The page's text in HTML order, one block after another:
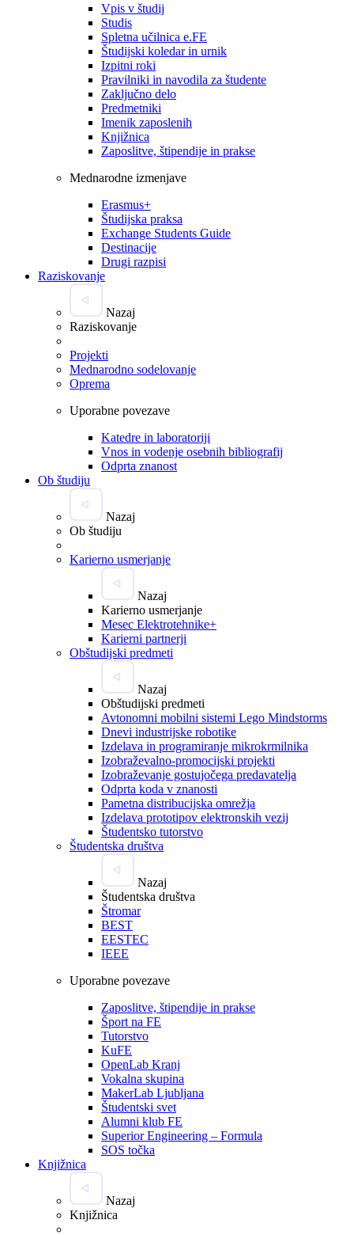
Vpis v študij
Studis
Spletna učilnica e.FE
Študijski koledar in urnik
Izpitni roki
Pravilniki in navodila za študente
Zaključno delo
Predmetniki
Imenik zaposlenih
Knjižnica
Zaposlitve, štipendije in prakse
Mednarodne izmenjave
Erasmus+
Študijska praksa
Exchange Students Guide
Destinacije
Drugi razpisi
Raziskovanje
Nazaj
Raziskovanje
Projekti
Mednarodno sodelovanje
Oprema
Uporabne povezave
Katedre in laboratoriji
Vnos in vodenje osebnih bibliografij
Odprta znanost
Ob študiju
Nazaj
Ob študiju
Karierno usmerjanje
Nazaj
Karierno usmerjanje
Mesec Elektrotehnike+
Karierni partnerji
Obštudijski predmeti
Nazaj
Obštudijski predmeti
Avtonomni mobilni sistemi Lego Mindstorms
Dnevi industrijske robotike
Izdelava in programiranje mikrokrmilnika
Izobraževalno-promocijski projekti
Izobraževanje gostujočega predavatelja
Odprta koda v znanosti
Pametna distribucijska omrežja
Izdelava prototipov elektronskih vezij
Študentsko tutorstvo
Študentska društva
Nazaj
Študentska društva
Štromar
BEST
EESTEC
IEEE
Uporabne povezave
Zaposlitve, štipendije in prakse
Šport na FE
Tutorstvo
KuFE
OpenLab Kranj
Vokalna skupina
MakerLab Ljubljana
Študentski svet
Alumni klub FE
Superior Engineering – Formula
SOS točka
Knjižnica
Nazaj
Knjižnica